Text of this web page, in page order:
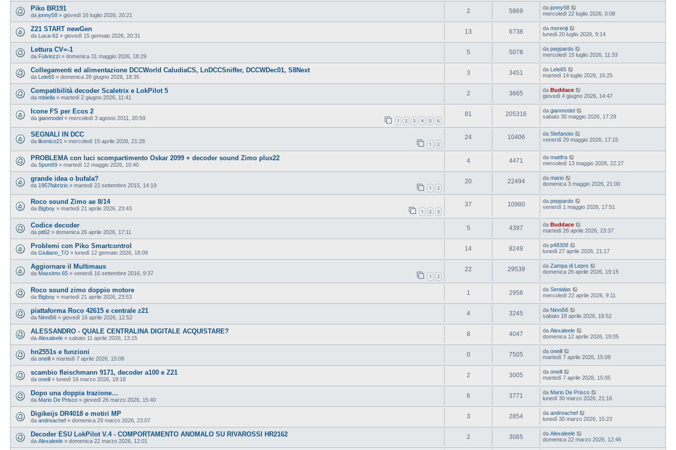
Piko BR191
da jonny58 » giovedì 16 luglio 2026, 20:21
2 5869 da jonny58
mercoledì 22 luglio 2026, 0:08
Z21 START newGen
da Luca-62 » giovedì 15 gennaio 2026, 20:31
13 6738 da morenji
lunedì 20 luglio 2026, 9:14
Lettura CV=-1
da Fulviozzi » domenica 31 maggio 2026, 18:29
5 5078 da peppardo
mercoledì 15 luglio 2026, 11:33
Collegamenti ed alimentazione DCCWorld CaludiaCS, LnDCCSniffer, DCCWDec01, S8Next
da Lele65 » domenica 28 giugno 2026, 18:35
3 3451 da Lele65
martedì 14 luglio 2026, 16:25
Compatibilità decoder Scaletrix e LokPilot 5
da mbiella » martedì 2 giugno 2026, 11:41
2 3665 da Buddace
giovedì 4 giugno 2026, 14:47
Icone FS per Ecos 2
da gianmodel » mercoledì 3 agosto 2011, 20:59 1 2 3 4 5 6
81 205316 da gianmodel
sabato 30 maggio 2026, 17:29
SEGNALI IN DCC
da likenico21 » mercoledì 15 aprile 2026, 21:28 1 2
24 10406 da Stefanoto
venerdì 29 maggio 2026, 17:15
PROBLEMA con luci scompartimento Oskar 2099 + decoder sound Zimo plux22
da Sport69 » martedì 12 maggio 2026, 10:40
4 4471 da mattfra
mercoledì 13 maggio 2026, 22:27
grande idea o bufala?
da 1957fabrizio » martedì 22 settembre 2015, 14:19 1 2
20 22494 da mario
domenica 3 maggio 2026, 21:00
Roco sound Zimo ae 8/14
da Bigboy » martedì 21 aprile 2026, 23:43 1 2 3
37 10980 da peppardo
venerdì 1 maggio 2026, 17:51
Codice decoder
da pit62 » domenica 26 aprile 2026, 17:11
5 4397 da Buddace
martedì 28 aprile 2026, 23:37
Problemi con Piko Smartcontrol
da Giuliano_TO » lunedì 12 gennaio 2026, 18:09
14 8249 da p48308
lunedì 27 aprile 2026, 21:17
Aggiornare il Multimaus
da Massimo 65 » venerdì 16 settembre 2016, 9:37 1 2
22 29539 da Zampa di Lepre
domenica 26 aprile 2026, 19:15
Roco sound zimo doppio motore
da Bigboy » martedì 21 aprile 2026, 23:53
1 2956 da Senialas
mercoledì 22 aprile 2026, 9:11
piattaforma Roco 42615 e centrale z21
da Ninni56 » giovedì 16 aprile 2026, 12:52
4 3245 da Ninni56
sabato 18 aprile 2026, 18:52
ALESSANDRO - QUALE CENTRALINA DIGITALE ACQUISTARE?
da Alexaleele » sabato 11 aprile 2026, 13:15
8 4047 da Alexaleele
domenica 12 aprile 2026, 19:05
hn2551s e funzioni
da oneill » martedì 7 aprile 2026, 15:08
0 7505 da oneill
martedì 7 aprile 2026, 15:08
scambio fleischmann 9171, decoder a100 e Z21
da oneill » lunedì 16 marzo 2026, 18:18
2 3005 da oneill
martedì 7 aprile 2026, 15:05
Dopo una doppia trazione…
da Mario De Prisco » giovedì 26 marzo 2026, 15:40
6 3771 da Mario De Prisco
lunedì 30 marzo 2026, 21:16
Digikeijs DR4018 e motiri MP
da andreachef » domenica 29 marzo 2026, 23:07
3 2854 da andreachef
lunedì 30 marzo 2026, 15:23
Decoder ESU LokPilot V.4 - COMPORTAMENTO ANOMALO SU RIVAROSSI HR2162
da Alexaleele » domenica 22 marzo 2026, 12:01
2 3065 da Alexaleele
domenica 22 marzo 2026, 12:46